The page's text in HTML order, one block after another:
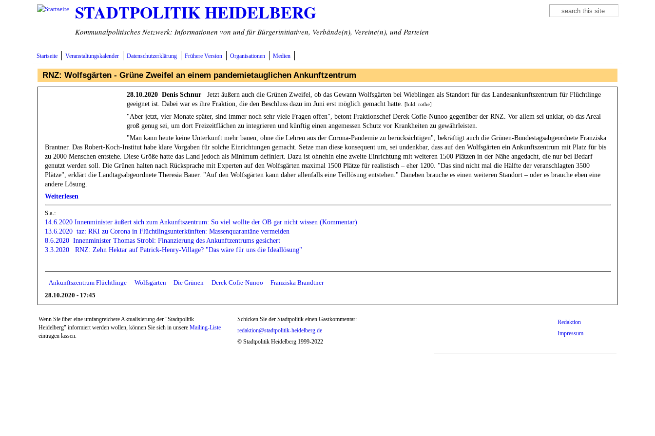
Direkt zum Inhalt STADTPOLITIK HEIDELBERG
Kommunalpolitisches Netzwerk: Informationen von und für Bürgerinitiativen, Verbände(n), Vereine(n), und Parteien
Suchformular
Suche
Startseite Veranstaltungskalender Datenschutzerklärung Frühere Version Organisationen Medien
RNZ: Wolfsgärten - Grüne Zweifel an einem pandemietauglichen Ankunftzentrum
28.10.2020 Denis Schnur
Jetzt äußern auch die Grünen Zweifel, ob das Gewann Wolfsgärten bei Wieblingen als Standort für das Landesankunftszentrum für Flüchtlinge
geeignet ist. Dabei war es ihre Fraktion, die den Beschluss dazu im Juni erst möglich gemacht hatte.[bild: rothe]
"Aber jetzt, vier Monate später, sind immer noch sehr viele Fragen offen", betont Fraktionschef Derek Cofie-Nunoo gegenüber der RNZ. Vor allem sei unklar, ob das Areal
groß genug sei, um dort Freizeitflächen zu integrieren und künftig einen angemessen Schutz vor Krankheiten zu gewährleisten.
"Man kann heute keine Unterkunft mehr bauen, ohne die Lehren aus der Corona-Pandemie zu berücksichtigen", bekräftigt auch die Grünen-Bundestagsabgeordnete Franziska
Brantner. Das Robert-Koch-Institut habe klare Vorgaben für solche Einrichtungen gemacht. Setze man diese konsequent um, sei undenkbar, dass auf den Wolfsgärten ein Ankunftszentrum mit Platz für bis
zu 2000 Menschen entstehe. Diese Größe hatte das Land jedoch als Minimum definiert. Dazu ist ohnehin eine zweite Einrichtung mit weiteren 1500 Plätzen in der Nähe angedacht, die nur bei Bedarf
genutzt werden soll. Die Grünen halten nach Rücksprache mit Experten auf den Wolfsgärten maximal 1500 Plätze für realistisch – eher 1200. "Das sind nicht mal die Hälfte der veranschlagten 3500
Plätze", erklärt die Landtagsabgeordnete Theresia Bauer. "Auf den Wolfsgärten kann daher allenfalls eine Teillösung entstehen." Daneben brauche es einen weiteren Standort – oder es brauche eben eine
andere Lösung.
Weiterlesen
S.a.:
14.6.2020Innenminister äußert sich zum Ankunftszentrum: So viel wollte der OB gar nicht wissen (Kommentar)
13.6.2020 taz: RKI zu Corona in Flüchtlingsunterkünften: Massenquarantäne vermeiden
8.6.2020 Innenminister Thomas Strobl: Finanzierung des Ankunftzentrums gesichert
3.3.2020 RNZ: Zehn Hektar auf Patrick-Henry-Village? "Das wäre für uns die Ideallösung"
Ankunftszentrum Flüchtlinge Wolfsgärten Die Grünen Derek Cofie-Nunoo
Franziska Brandtner
28.10.2020 - 17:45
Wenn Sie über eine umfangreichere Aktualisierung der "Stadtpolitik
Heidelberg" informiert werden wollen, können Sie sich in unsereMailing-Liste
eintragen lassen.
Schicken Sie der Stadtpolitik einen Gastkommentar:
redaktion@stadtpolitik-heidelberg.de
© Stadtpolitik Heidelberg 1999-2022
Redaktion
Impressum